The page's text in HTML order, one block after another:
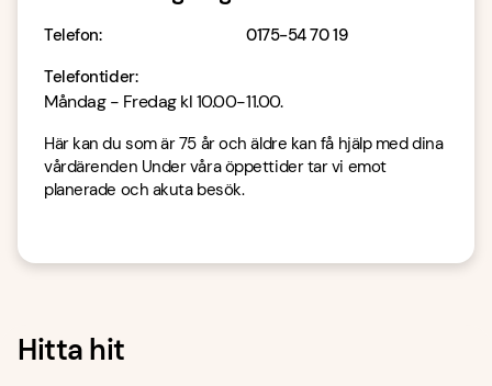
Telefon:
0175-54 70 19
Telefontider:
Måndag - Fredag kl 10.00-11.00.
Här kan du som är 75 år och äldre kan få hjälp med dina
vårdärenden Under våra öppettider tar vi emot
planerade och akuta besök.
Hitta hit